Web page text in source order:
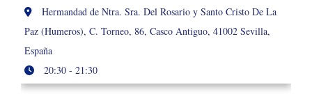
Hermandad de Ntra. Sra. Del Rosario y Santo Cristo De La
Paz (Humeros), C. Torneo, 86, Casco Antiguo, 41002 Sevilla,
España
20:30 - 21:30